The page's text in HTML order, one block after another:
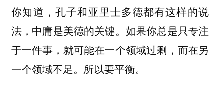
你知道，孔子和亚里士多德都有这样的说
法，中庸是美德的关键。如果你总是只专注
于一件事，就可能在一个领域过剩，而在另
一个领域不足。所以要平衡。